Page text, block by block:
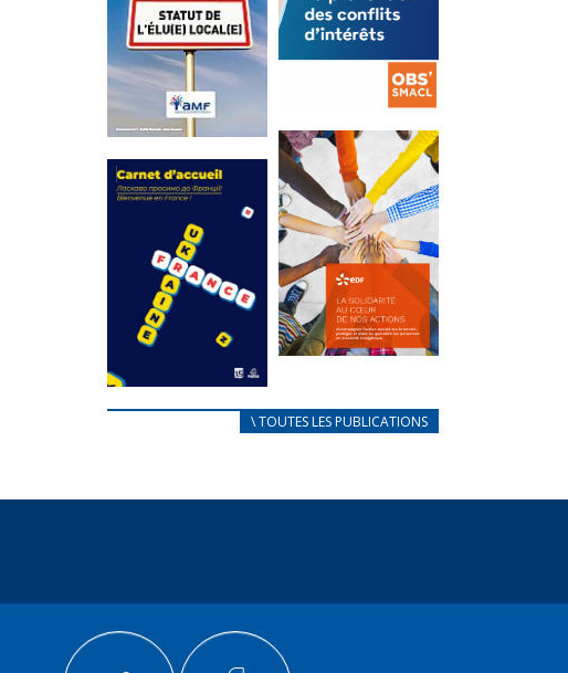
Statut de
l’élu local
Mise à jour avril
2024 232926
Total 0 Votes 0...
FEUILLETER
La
prévention
des conflits
d’intérêts
18 septembre 2023
105202 Total 0
Votes 0 0 Aidez-
nous à
améliorer...
FEUILLETER
au coeur de
nos actions
Votes 0 0 Aidez-
en France,...
FEUILLETER
\ TOUTES LES PUBLICATIONS